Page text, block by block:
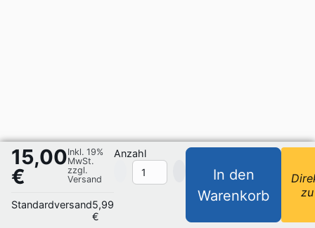
15,00
€
Inkl. 19%
MwSt.
zzgl.
Versand
Standardversand5,99
€
Anzahl
In den
Warenkorb
zu